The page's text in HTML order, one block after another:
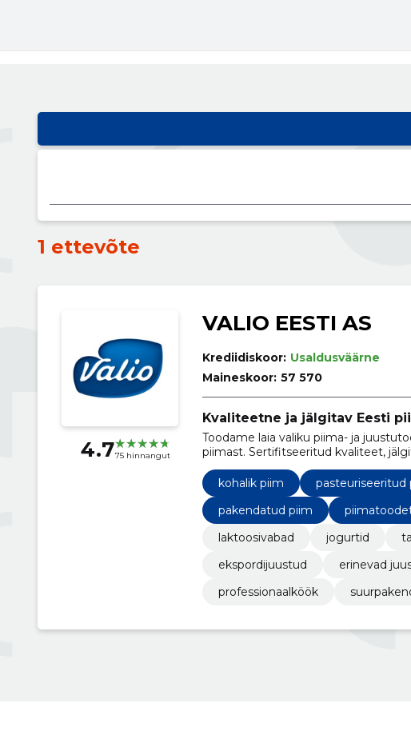
1 ettevõte
4.775 hinnangut
VALIO EESTI AS
Krediidiskoor: Usaldusväärne
Maineskoor: 57 570
Kvaliteetne ja jälgitav Eesti
Toodame laia valiku piima- ja
piimast. Sertifitseeritud kvaliteet,
kauplustele ja toitlustusele.
kohalik piim
pasteuriseeritud
pakendatud piim
laktoosivabad
jogurtid
ekspordijuustud
erinevad
professionaalköök